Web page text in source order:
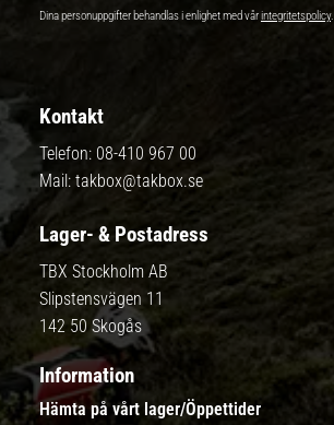
Dina personuppgifter behandlas i enlighet med vårintegritetspolicy.
Kontakt
Telefon: 08-410 967 00
Mail: takbox@takbox.se
Lager- & Postadress
TBX Stockholm AB
Slipstensvägen 11
142 50 Skogås
Information
Hämta på vårt lager/Öppettider